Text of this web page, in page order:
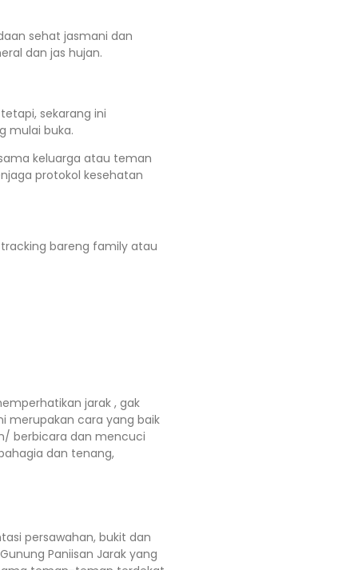
sehat jasmani dan
dan jas hujan.
sekarang ini
mulai buka.
keluarga atau teman
protokol kesehatan
bareng family atau
jarak , gak
merupakan cara yang baik
berbicara dan mencuci
dan tenang,
persawahan, bukit dan
Paniisan Jarak yang